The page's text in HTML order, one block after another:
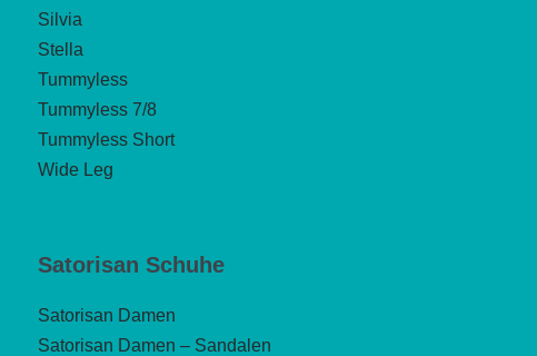
Silvia
Stella
Tummyless
Tummyless 7/8
Tummyless Short
Wide Leg
Satorisan Schuhe
Satorisan Damen
Satorisan Damen – Sandalen